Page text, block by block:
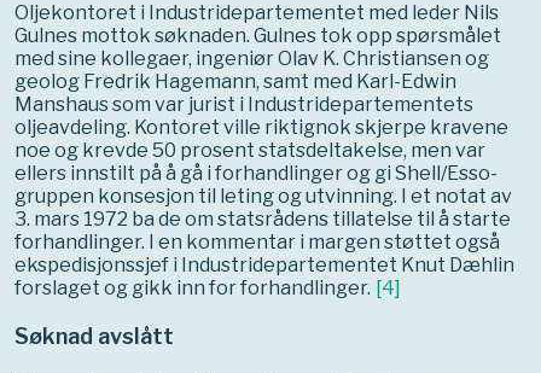
Oljekontoret i Industridepartementet med leder Nils
Gulnes mottok søknaden. Gulnes tok opp spørsmålet
med sine kollegaer, ingeniør Olav K. Christiansen og
geolog Fredrik Hagemann, samt med Karl-Edwin
Manshaus som var jurist i Industridepartementets
oljeavdeling. Kontoret ville riktignok skjerpe kravene
noe og krevde 50 prosent statsdeltakelse, men var
ellers innstilt på å gå i forhandlinger og gi Shell/Esso-
gruppen konsesjon til leting og utvinning. I et notat av
3. mars 1972 ba de om statsrådens tillatelse til å starte
forhandlinger. I en kommentar i margen støttet også
ekspedisjonssjef i Industridepartementet Knut Dæhlin
forslaget og gikk inn for forhandlinger. [4]
Søknad avslått